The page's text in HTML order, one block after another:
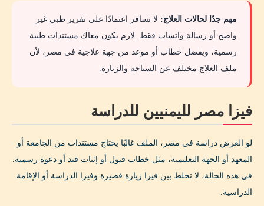
مهم جدًا لحالات العلاج: لا تسافر اعتمادًا على تقرير طبي غير
واضح أو رسالة واتساب فقط. لازم يكون معاك مستندات طبية
رسمية، ويفضل خطاب أو موعد من جهة علاجية في مصر، لأن
ملف العلاج مختلف عن السياحة والزيارة.
فيزا مصر لليمنيين للدراسة
لو الغرض دراسة في مصر، الملف غالبًا يحتاج مستندات من الجامعة أو
المعهد أو الجهة التعليمية، مثل خطاب قبول أو إثبات قيد أو دعوة رسمية.
في هذه الحالة، لا تخلط بين فيزا زيارة قصيرة وفيزا الدراسة أو الإقامة
الدراسية.